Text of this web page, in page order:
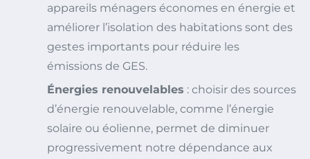
appareils ménagers économes en énergie et
améliorer l’isolation des habitations sont des
gestes importants pour réduire les
émissions de GES.
Énergies renouvelables : choisir des sources
d’énergie renouvelable, comme l’énergie
solaire ou éolienne, permet de diminuer
progressivement notre dépendance aux